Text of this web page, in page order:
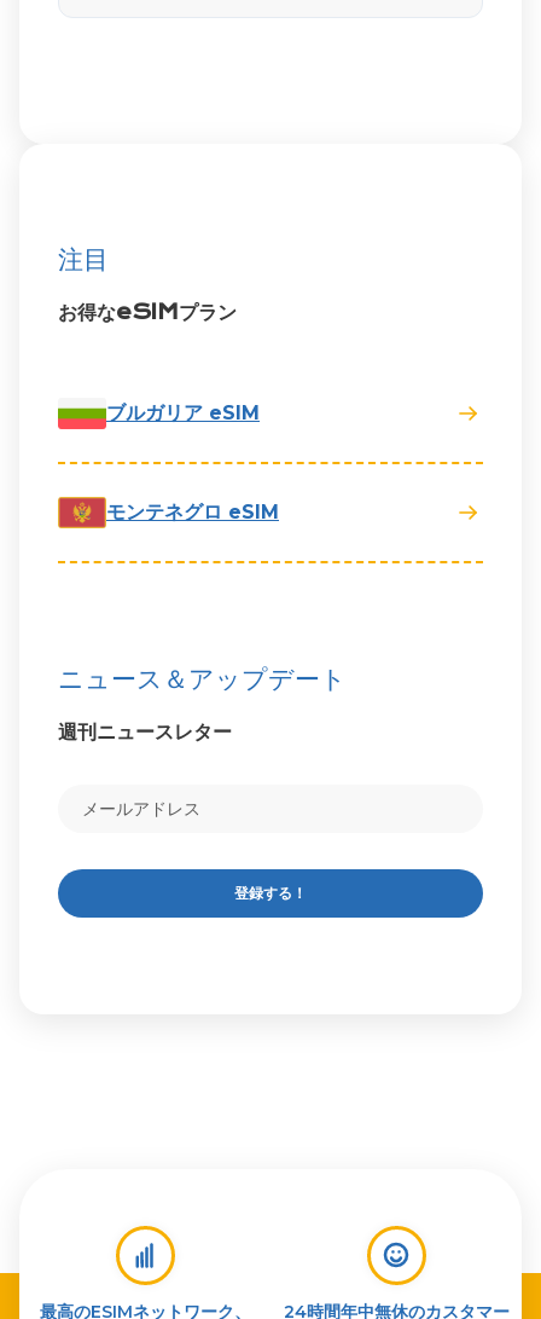
注目
お得なeSIMプラン
ブルガリア eSIM
モンテネグロ eSIM
ニュース＆アップデート
週刊ニュースレター
登録する！
最高のESIMネットワーク、 24時間年中無休のカスタマー